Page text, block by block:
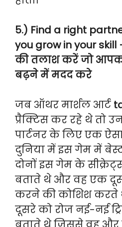
5.) Find a right
you grow in your
की तलाश करें जो
बढ़ने में मदद करे
जब ऑथर मार्शल आर्ट
प्रैक्टिस कर रहे थे तो
पार्टनर के लिए एक
दुनिया में इस गेम में
दोनों इस गेम के
बताते थे और वह एक
करने की कोशिश करते
दूसरे को रोज नई-नई